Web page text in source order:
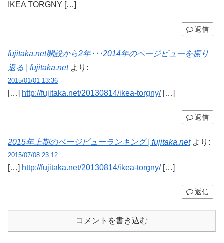
IKEA TORGNY […]
返信
fujitaka.net開設から2年･･･2014年のページビューを振り
返る | fujitaka.net より:
2015/01/01 13:36
[…] http://fujitaka.net/20130814/ikea-torgny/[…]
返信
2015年上期のページビューランキング | fujitaka.net より:
2015/07/08 23:12
[…] http://fujitaka.net/20130814/ikea-torgny/[…]
返信
コメントを書き込む